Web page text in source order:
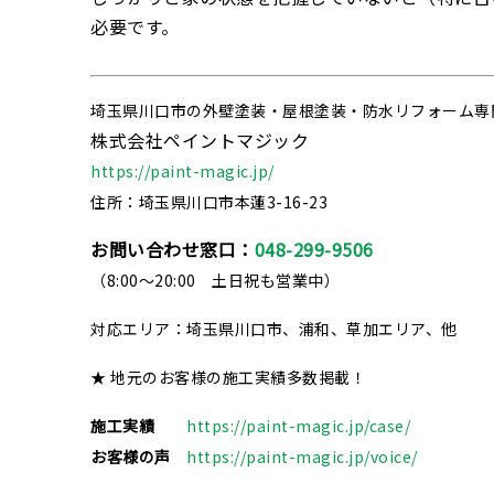
必要です。
埼玉県川口市の外壁塗装・屋根塗装・防水リフォーム
株式会社ペイントマジック
https://paint-magic.jp/
住所：埼玉県川口市本蓮3-16-23
お問い合わせ窓口： 048-299-9506
（8:00～20:00 土日祝も営業中）
対応エリア：埼玉県川口市、浦和、草加エリア、他
★ 地元のお客様の施工実績多数掲載！
施工実績
https://paint-magic.jp/case/
お客様の声
https://paint-magic.jp/voice/